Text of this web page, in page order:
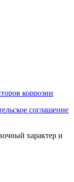
коррозии
соглашение
характер и